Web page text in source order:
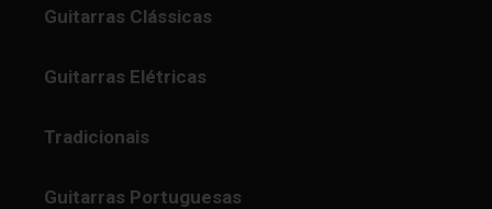
Guitarras Clássicas
Guitarras Elétricas
Tradicionais
Guitarras Portuguesas